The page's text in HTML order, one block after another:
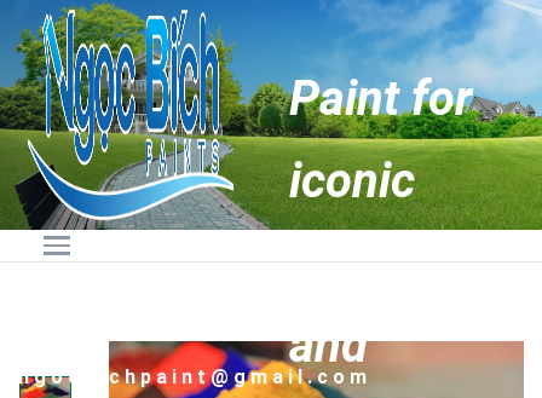
Hotline:
ngocbichpaint@gmail.com
Paint for
iconic
buildings
and